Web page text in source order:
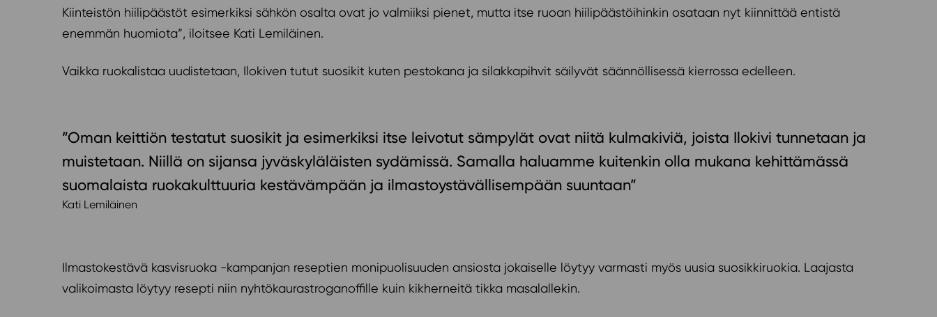
Kiinteistön hiilipäästöt esimerkiksi sähkön osalta ovat jo valmiiksi pienet, mutta itse ruoan hiilipäästöihinkin osataan nyt kiinnittää entistä
enemmän huomiota”, iloitsee Kati Lemiläinen.
Vaikka ruokalistaa uudistetaan, Ilokiven tutut suosikit kuten pestokana ja silakkapihvit säilyvät säännöllisessä kierrossa edelleen.
”Oman keittiön testatut suosikit ja esimerkiksi itse leivotut sämpylät ovat niitä kulmakiviä, joista Ilokivi tunnetaan ja
muistetaan. Niillä on sijansa jyväskyläläisten sydämissä. Samalla haluamme kuitenkin olla mukana kehittämässä
suomalaista ruokakulttuuria kestävämpään ja ilmastoystävällisempään suuntaan”
Kati Lemiläinen
Ilmastokestävä kasvisruoka -kampanjan reseptien monipuolisuuden ansiosta jokaiselle löytyy varmasti myös uusia suosikkiruokia. Laajasta
valikoimasta löytyy resepti niin nyhtökaurastroganoffille kuin kikherneitä tikka masalallekin.